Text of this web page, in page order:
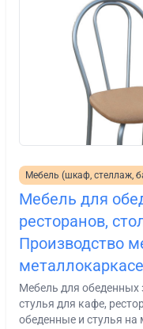
Мебель (шкаф, стеллаж,
Мебель для
ресторанов,
Производство
Мебель для
стулья для кафе,
обеденные и стулья на